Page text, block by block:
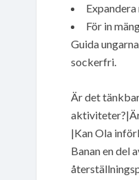
För in
Guida
sockerfri.
Är det
|Kan Ola
Banan en del